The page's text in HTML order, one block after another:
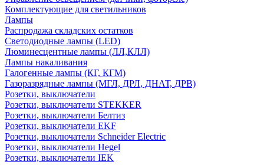
Комплектующие для светильников
Лампы
Распродажа складских остатков
Светодиодные лампы (LED)
Люминесцентные лампы (ЛЛ,КЛЛ)
Лампы накаливания
Галогенные лампы (КГ, КГМ)
Газоразрядные лампы (МГЛ, ДРЛ, ДНАТ, ДРВ)
Розетки, выключатели
Розетки, выключатели STEKKER
Розетки, выключатели Белтиз
Розетки, выключатели EKF
Розетки, выключатели Schneider Electric
Розетки, выключатели Hegel
Розетки, выключатели IEK